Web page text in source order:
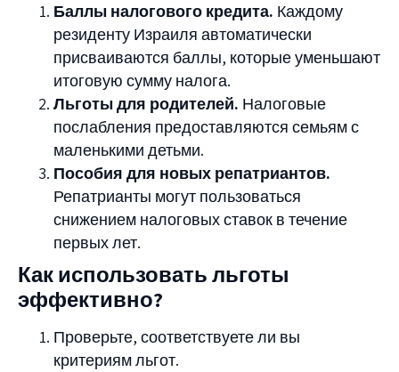
Баллы налогового кредита. Каждому
резиденту Израиля автоматически
присваиваются баллы, которые уменьшают
итоговую сумму налога.
Льготы для родителей. Налоговые
послабления предоставляются семьям с
маленькими детьми.
Пособия для новых репатриантов.
Репатрианты могут пользоваться
снижением налоговых ставок в течение
первых лет.
Как использовать льготы
эффективно?
Проверьте, соответствуете ли вы
критериям льгот.